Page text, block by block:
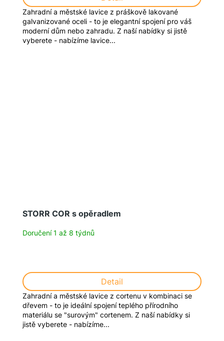
Zahradní a městské lavice z práškově lakované
galvanizované oceli - to je elegantní spojení pro váš
moderní dům nebo zahradu. Z naší nabídky si jistě
vyberete - nabízíme lavice...
STORR COR s opěradlem
Doručení 1 až 8 týdnů
Detail
Zahradní a městské lavice z cortenu v kombinaci se
dřevem - to je ideální spojení teplého přírodního
materiálu se "surovým" cortenem. Z naší nabídky si
jistě vyberete - nabízíme...